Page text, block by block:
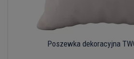
Poszewka dekoracyjna